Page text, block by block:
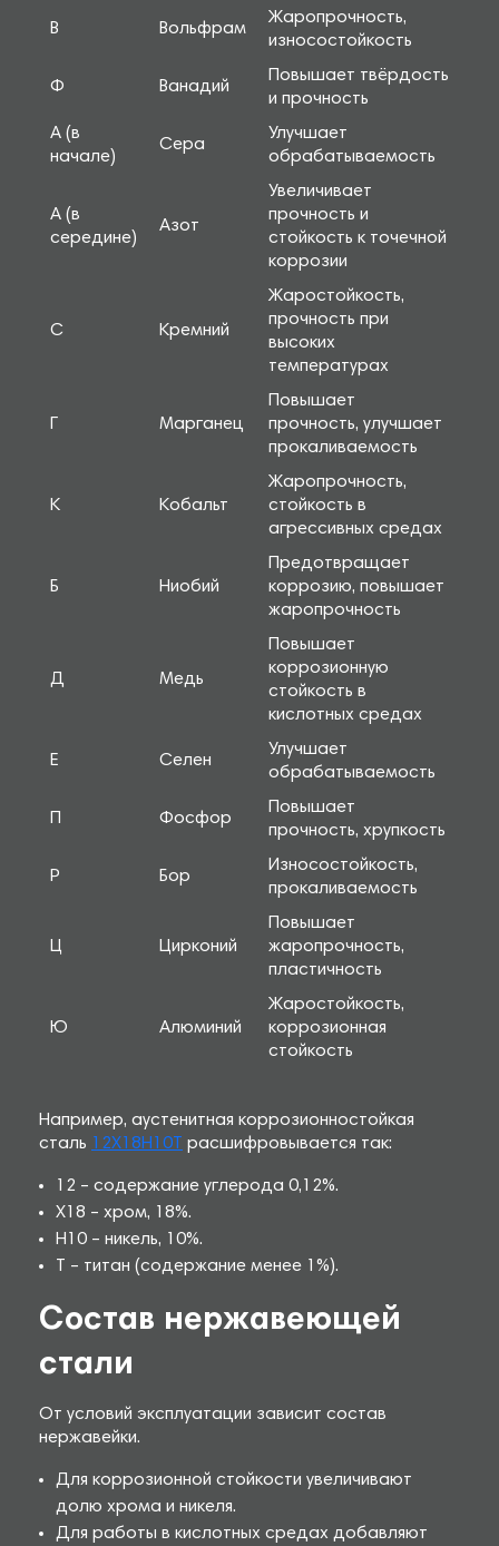
В Вольфрам
Жаропрочность,
износостойкость
Ф Ванадий
Повышает твёрдость
и прочность
А (в
начале)
Сера
Улучшает
обрабатываемость
А (в
середине)
Азот
Увеличивает
прочность и
стойкость к точечной
коррозии
С Кремний
Жаростойкость,
прочность при
высоких
температурах
Г Марганец
Повышает
прочность, улучшает
прокаливаемость
К Кобальт
Жаропрочность,
стойкость в
агрессивных средах
Б Ниобий
Предотвращает
коррозию, повышает
жаропрочность
Д Медь
Повышает
коррозионную
стойкость в
кислотных средах
Е Селен
Улучшает
обрабатываемость
П Фосфор
Повышает
прочность, хрупкость
Р Бор
Износостойкость,
прокаливаемость
Ц Цирконий
Повышает
жаропрочность,
пластичность
Ю Алюминий
Жаростойкость,
коррозионная
стойкость
Например, аустенитная коррозионностойкая
сталь
12Х18Н10Т расшифровывается так:
12 – содержание углерода 0,12%.
Х18 – хром, 18%.
Н10 – никель, 10%.
Т – титан (содержание менее 1%).
Состав нержавеющей
стали
От условий эксплуатации зависит состав
нержавейки.
Для коррозионной стойкости увеличивают
долю хрома и никеля.
Для работы в кислотных средах добавляют